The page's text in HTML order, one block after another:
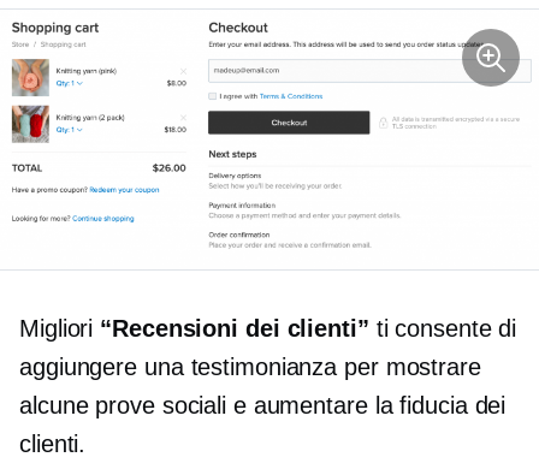
Migliori “Recensioni dei clienti” ti consente di
aggiungere una testimonianza per mostrare
alcune prove sociali e aumentare la fiducia dei
clienti.